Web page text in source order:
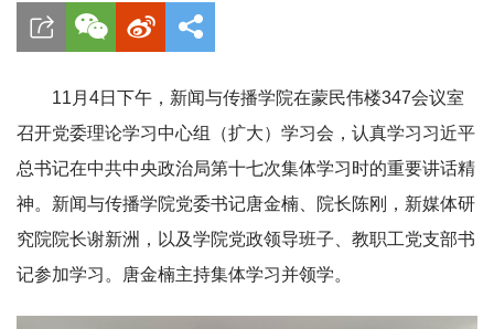
11月4日下午，新闻与传播学院在蒙民伟楼347会议室
召开党委理论学习中心组（扩大） 学习会，认真学习习近平
总书记在中共中央政治局第十七次集体学习时的重要讲话精
神。新闻与传播学院党委书记唐金楠、院长陈刚，新媒体研
究院院长谢新洲，以及学院党政领导班子、教职工党支部书
记参加学习。唐金楠主持集体学习并领学。